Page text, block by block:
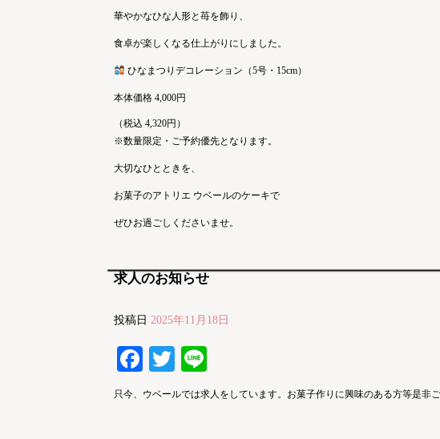
華やかなひな人形と苺を飾り、
食卓が楽しくなる仕上がりにしました。
ひなまつりデコレーション（5号・15cm）
本体価格 4,000円
（税込 4,320円）
※数量限定・ご予約優先となります。
大切なひとときを、
お菓子のアトリエ ウベールのケーキで
ぜひお過ごしくださいませ。
求人のお知らせ
投稿日 2025年11月18日
Facebook
Twitter
只今、ウベールでは求人をしています。お菓子作りに興味のある方等是非